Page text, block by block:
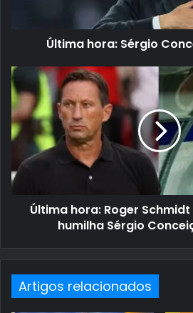
Última hora: Sérgio
Última hora: Roger
humilha Sérgio
Artigos relacionados